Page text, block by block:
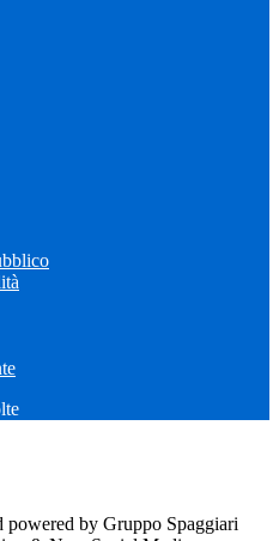
powered by Gruppo Spaggiari